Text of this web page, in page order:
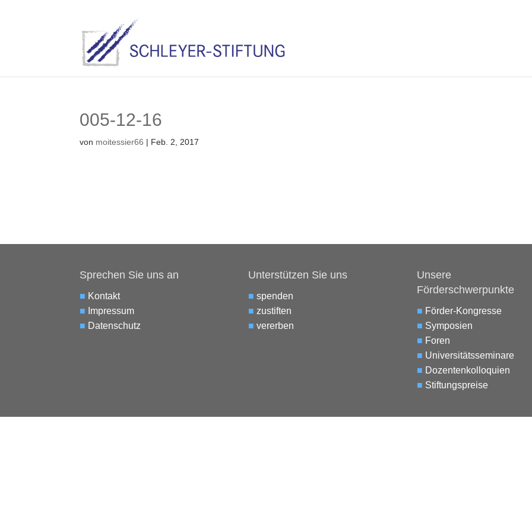
005-12-16
von moitessier66 | Feb. 2, 2017
Sprechen Sie uns an
■ Kontakt
■ Impressum
■ Datenschutz
Unterstützen Sie uns
■ spenden
■ zustiften
■ vererben
Unsere
Förderschwerpunkte
■ Förder-Kongresse
■ Symposien
■ Foren
■ Universitätsseminare
■ Dozentenkolloquien
■ Stiftungspreise